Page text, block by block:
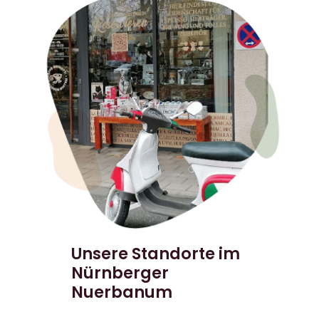
Unsere Standorte im
Nürnberger
Nuerbanum